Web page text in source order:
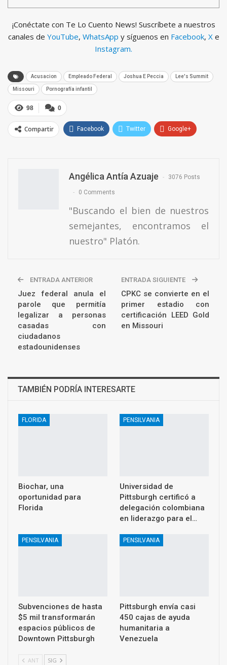
¡Conéctate con Te Lo Cuento News! Suscríbete a nuestros
canales de YouTube, WhatsApp y síguenos en Facebook, X e
Instagram.
Acusacion Empleado Federal Joshua E Peccia Lee's Summit
Missouri Pornografía infantil
0
98
Compartir Facebook Twitter Google+
Angélica Antía Azuaje 3076 Posts
0 Comments
"Buscando el bien de nuestros
semejantes, encontramos el
nuestro" Platón.
ENTRADA ANTERIOR
Juez federal anula el
parole que permitía
legalizar a personas
casadas con
ciudadanos
estadounidenses
ENTRADA SIGUIENTE
CPKC se convierte en el
primer estadio con
certificación LEED Gold
en Missouri
TAMBIÉN PODRÍA INTERESARTE
FLORIDA
Biochar, una
oportunidad para
Florida
PENSILVANIA
Universidad de
Pittsburgh certificó a
delegación colombiana
en liderazgo para el…
PENSILVANIA
Subvenciones de hasta
$5 mil transformarán
espacios públicos de
Downtown Pittsburgh
PENSILVANIA
Pittsburgh envía casi
450 cajas de ayuda
humanitaria a
Venezuela
ANT SIG